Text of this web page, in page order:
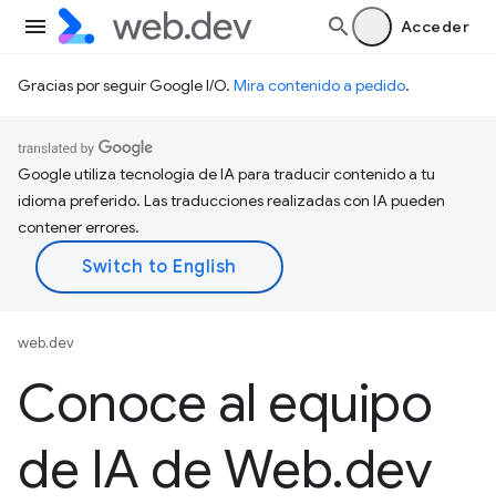
Acceder
Gracias por seguir Google I/O. Mira contenido a pedido.
Google utiliza tecnología de IA para traducir contenido a tu
idioma preferido. Las traducciones realizadas con IA pueden
contener errores.
web.dev
Conoce al equipo
de IA de Web.dev